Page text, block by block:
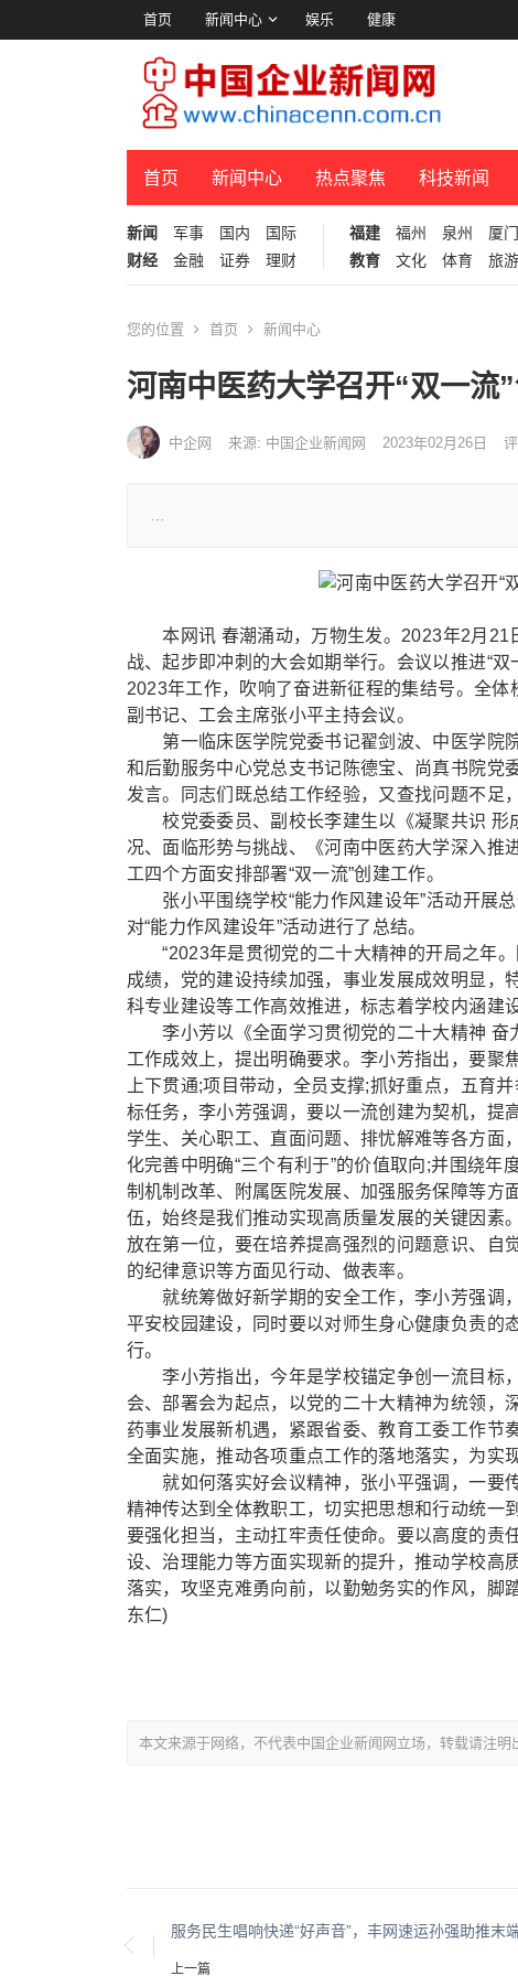
首页 新闻中心 娱乐 健康
首页 新闻中心 热点聚焦 科技新闻
新闻 军事 国内
国际
财经
金融 证券 理财
福建 福州 泉州
厦门
教育
文化 体育 旅游
您的位置 首页 新闻中心
河南中医药大学召开“双一流
中企网 来源: 中国企业新闻网 2023年02月26日
本网讯 春潮涌动，万物生发。2023年2月21
战、起步即冲刺的大会如期举行。会议以推进“
2023年工作，吹响了奋进新征程的集结号。全
副书记、工会主席张小平主持会议。
第一临床医学院党委书记翟剑波、中医学院院
和后勤服务中心党总支书记陈德宝、尚真书院党
发言。同志们既总结工作经验，又查找问题不足
校党委委员、副校长李建生以《凝聚共识 形
况、面临形势与挑战、《河南中医药大学深入推
工四个方面安排部署“双一流”创建工作。
张小平围绕学校“能力作风建设年”活动开展总
对“能力作风建设年”活动进行了总结。
“2023年是贯彻党的二十大精神的开局之年。
成绩，党的建设持续加强，事业发展成效明显，
科专业建设等工作高效推进，标志着学校内涵建
李小芳以《全面学习贯彻党的二十大精神 奋
工作成效上，提出明确要求。李小芳指出，要聚
上下贯通;项目带动，全员支撑;抓好重点，五育
标任务，李小芳强调，要以一流创建为契机，提
学生、关心职工、直面问题、排忧解难等各方面
化完善中明确“三个有利于”的价值取向;并围绕
制机制改革、附属医院发展、加强服务保障等方
伍，始终是我们推动实现高质量发展的关键因素
放在第一位，要在培养提高强烈的问题意识、自
的纪律意识等方面见行动、做表率。
就统筹做好新学期的安全工作，李小芳强调
平安校园建设，同时要以对师生身心健康负责的
行。
李小芳指出，今年是学校锚定争创一流目标
会、部署会为起点，以党的二十大精神为统领，
药事业发展新机遇，紧跟省委、教育工委工作节
全面实施，推动各项重点工作的落地落实，为实
就如何落实好会议精神，张小平强调，一要
精神传达到全体教职工，切实把思想和行动统一
要强化担当，主动扛牢责任使命。要以高度的责
设、治理能力等方面实现新的提升，推动学校高
落实，攻坚克难勇向前，以勤勉务实的作风，脚
东仁)
本文来源于网络，不代表中国企业新闻网立场，转载请注
上一篇